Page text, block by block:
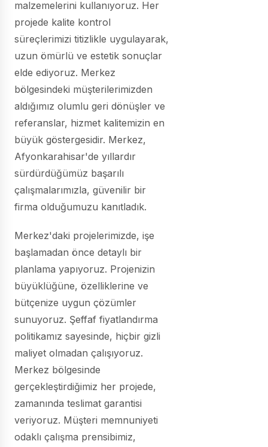
malzemelerini kullanıyoruz. Her
projede kalite kontrol
süreçlerimizi titizlikle uygulayarak,
uzun ömürlü ve estetik sonuçlar
elde ediyoruz. Merkez
bölgesindeki müşterilerimizden
aldığımız olumlu geri dönüşler ve
referanslar, hizmet kalitemizin en
büyük göstergesidir. Merkez,
Afyonkarahisar'de yıllardır
sürdürdüğümüz başarılı
çalışmalarımızla, güvenilir bir
firma olduğumuzu kanıtladık.
Merkez'daki projelerimizde, işe
başlamadan önce detaylı bir
planlama yapıyoruz. Projenizin
büyüklüğüne, özelliklerine ve
bütçenize uygun çözümler
sunuyoruz. Şeffaf fiyatlandırma
politikamız sayesinde, hiçbir gizli
maliyet olmadan çalışıyoruz.
Merkez bölgesinde
gerçekleştirdiğimiz her projede,
zamanında teslimat garantisi
veriyoruz. Müşteri memnuniyeti
odaklı çalışma prensibimiz,